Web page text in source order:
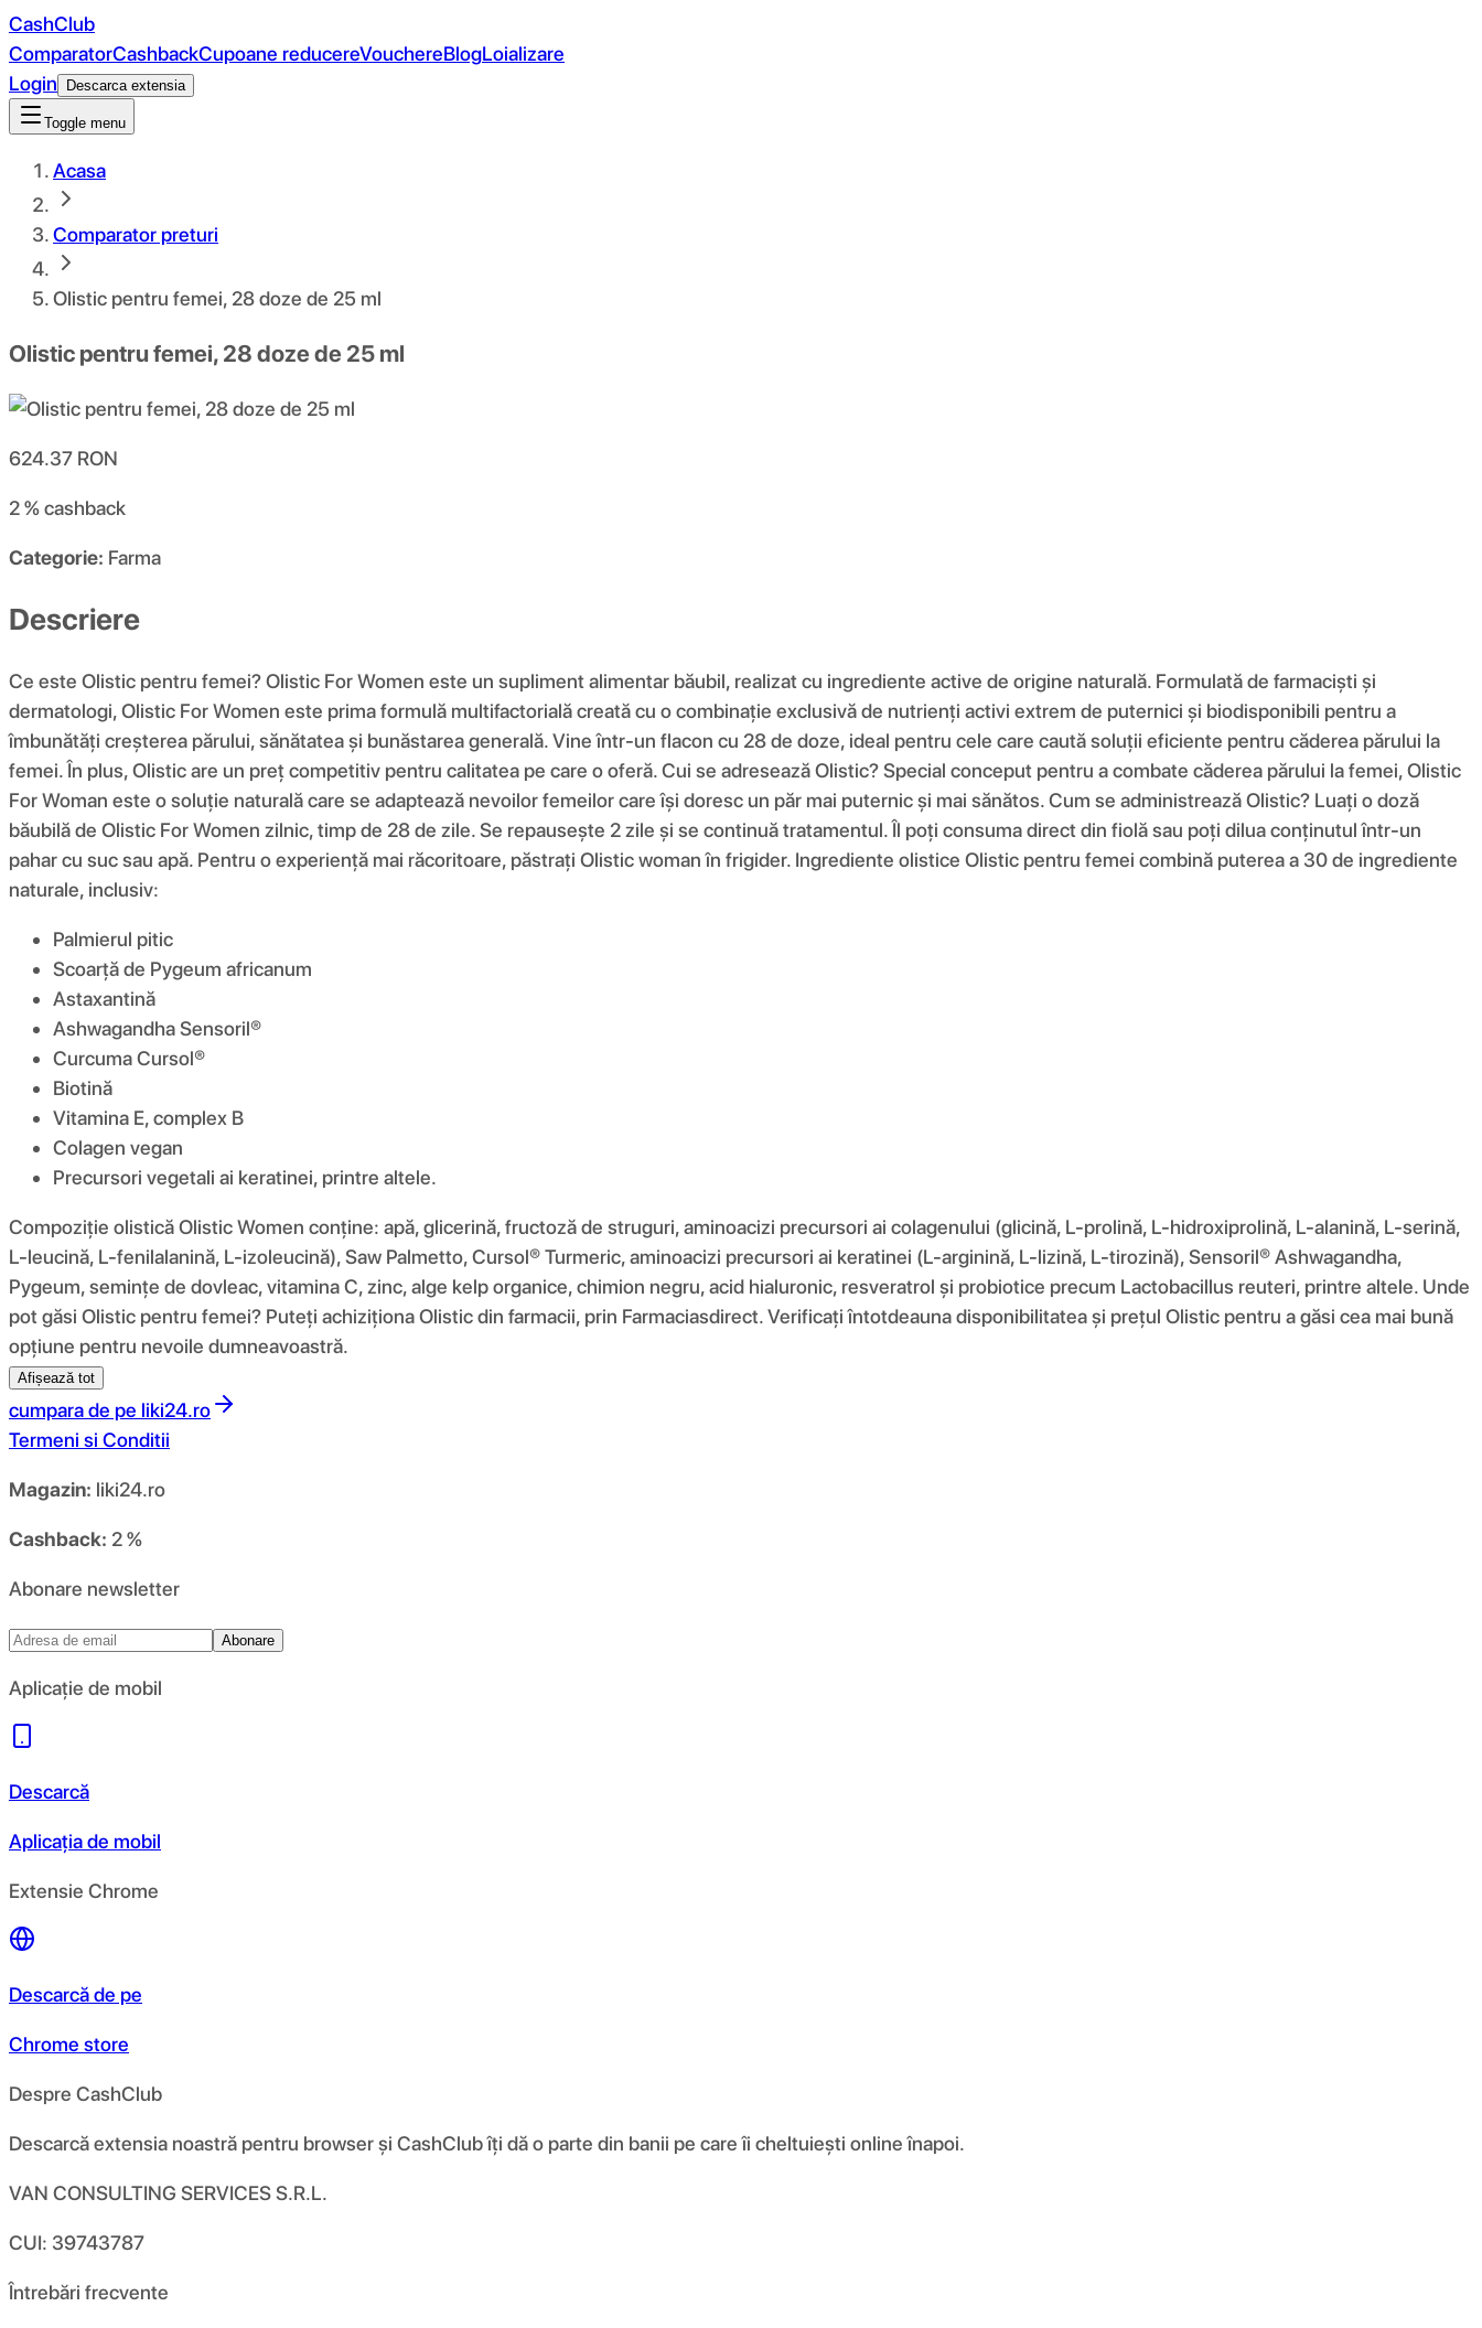
CashClub
ComparatorCashbackCupoane reducereVouchereBlogLoializare
Login
Descarca extensia
Toggle menu
Acasa
Comparator preturi
Olistic pentru femei, 28 doze de 25 ml
Olistic pentru femei, 28 doze de 25 ml
624.37 RON
2 %cashback
Categorie: Farma
Descriere
Ce este Olistic pentru femei? Olistic For Women este un supliment alimentar băubil, realizat cu ingrediente active de origine naturală. Formulată de farmaciști și
dermatologi, Olistic For Women este prima formulă multifactorială creată cu o combinație exclusivă de nutrienți activi extrem de puternici și biodisponibili pentru a
îmbunătăți creșterea părului, sănătatea și bunăstarea generală. Vine într-un flacon cu 28 de doze, ideal pentru cele care caută soluții eficiente pentru căderea părului la
femei. În plus, Olistic are un preț competitiv pentru calitatea pe care o oferă. Cui se adresează Olistic? Special conceput pentru a combate căderea părului la femei, Olistic
For Woman este o soluție naturală care se adaptează nevoilor femeilor care își doresc un păr mai puternic și mai sănătos. Cum se administrează Olistic? Luați o doză
băubilă de Olistic For Women zilnic, timp de 28 de zile. Se repausește 2 zile și se continuă tratamentul. Îl poți consuma direct din fiolă sau poți dilua conținutul într-un
pahar cu suc sau apă. Pentru o experiență mai răcoritoare, păstrați Olistic woman în frigider. Ingrediente olistice Olistic pentru femei combină puterea a 30 de ingrediente
naturale, inclusiv:
Palmierul pitic
Scoarță de Pygeum africanum
Astaxantină
Ashwagandha Sensoril®
Curcuma Cursol®
Biotină
Vitamina E, complex B
Colagen vegan
Precursori vegetali ai keratinei, printre altele.
Compoziție olistică Olistic Women conține: apă, glicerină, fructoză de struguri, aminoacizi precursori ai colagenului (glicină, L-prolină, L-hidroxiprolină, L-alanină, L-serină,
L-leucină, L-fenilalanină, L-izoleucină), Saw Palmetto, Cursol® Turmeric, aminoacizi precursori ai keratinei (L-arginină, L-lizină, L-tirozină), Sensoril® Ashwagandha,
Pygeum, semințe de dovleac, vitamina C, zinc, alge kelp organice, chimion negru, acid hialuronic, resveratrol și probiotice precum Lactobacillus reuteri, printre altele. Unde
pot găsi Olistic pentru femei? Puteți achiziționa Olistic din farmacii, prin Farmaciasdirect. Verificați întotdeauna disponibilitatea și prețul Olistic pentru a găsi cea mai bună
opțiune pentru nevoile dumneavoastră.
Afișează tot
cumpara de pe liki24.ro
Termeni si Conditii
Magazin: liki24.ro
Cashback: 2 %
Abonare newsletter
Abonare
Aplicație de mobil
Descarcă
Aplicația de mobil
Extensie Chrome
Descarcă de pe
Chrome store
Despre CashClub
Descarcă extensia noastră pentru browser și CashClub îți dă o parte din banii pe care îi cheltuiești online înapoi.
VAN CONSULTING SERVICES S.R.L.
CUI: 39743787
Întrebări frecvente